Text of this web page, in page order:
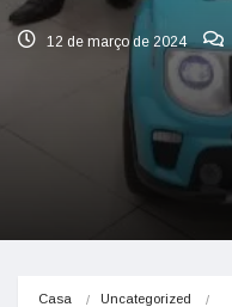
12 de março de 2024
Casa Uncategorized